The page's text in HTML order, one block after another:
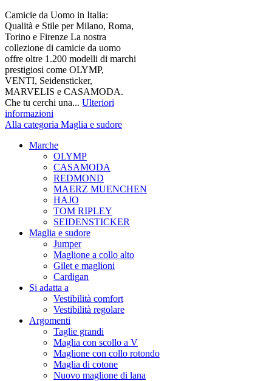
Camicie da Uomo in Italia:
Qualità e Stile per Milano, Roma,
Torino e Firenze La nostra
collezione di camicie da uomo
offre oltre 1.200 modelli di marchi
prestigiosi come OLYMP,
VENTI, Seidensticker,
MARVELIS e CASAMODA.
Che tu cerchi una... Ulteriori
informazioni
Alla categoria Maglia e sudore
Marche
OLYMP
CASAMODA
REDMOND
MAERZ MUENCHEN
HAJO
TOM RIPLEY
SEIDENSTICKER
Maglia e sudore
Jumper
Maglione a collo alto
Gilet e maglioni
Cardigan
Si adatta a
Vestibilità comfort
Vestibilità regolare
Argomenti
Taglie grandi
Maglia con scollo a V
Maglione con collo rotondo
Maglia di cotone
Nuovo maglione di lana